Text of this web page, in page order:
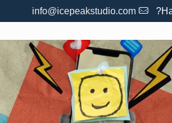
info@icepeakstudio.com